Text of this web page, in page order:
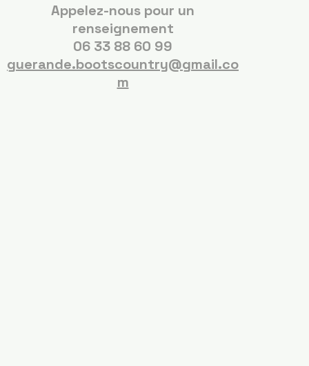
Appelez-nous pour un
renseignement
06 33 88 60 99
guerande.bootscountry@gmail.co
m